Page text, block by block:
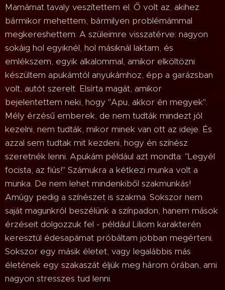
Mamámat tavaly veszítettem el. Ő volt az, akihez
bármikor mehettem, bármilyen problémámmal
megkereshettem. A szüleimre visszatérve: nagyon
sokáig hol egyiknél, hol másiknál laktam, és
emlékszem, egyik alkalommal, amikor elköltözni
készültem apukámtól anyukámhoz, épp a garázsban
volt, autót szerelt. Elsírta magát, amikor
bejelentettem neki, hogy "Apu, akkor én megyek".
Mély érzésű emberek, de nem tudták mindezt jól
kezelni, nem tudták, mikor minek van ott az ideje. És
azzal sem tudtak mit kezdeni, hogy én színész
szeretnék lenni. Apukám például azt mondta: "Legyél
focista, az fiús!" Számukra a kétkezi munka volt a
munka. De nem lehet mindenkiből szakmunkás!
Amúgy pedig a színészet is szakma. Sokszor nem
saját magunkról beszélünk a színpadon, hanem mások
érzéseit dolgozzuk fel - például Liliom karakterén
keresztül édesapámat próbáltam jobban megérteni.
Sokszor egy másik életet, vagy legalábbis más
életének egy szakaszát éljük meg három órában, ami
nagyon stresszes tud lenni.